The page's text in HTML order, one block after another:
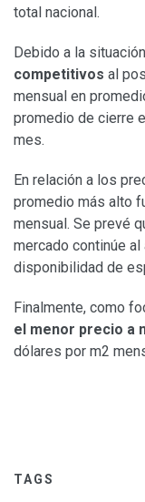
total nacional.
Debido a la
competitivos al
mensual en
promedio de cierre
mes.
En relación a los
promedio más alto
mensual. Se prevé
mercado continúe
disponibilidad de
Finalmente, como
el menor precio a
dólares por m2
TAGS